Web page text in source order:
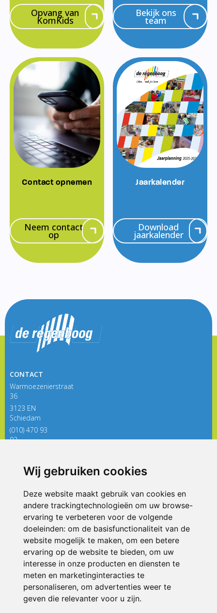
Wij gebruiken cookies
Deze website maakt gebruik van cookies en
andere trackingtechnologieën om uw browse-
ervaring te verbeteren voor de volgende
doeleinden: om de basisfunctionaliteit van de
website mogelijk te maken, om een betere
ervaring op de website te bieden, om uw
interesse in onze producten en diensten te
meten en marketinginteracties te
personaliseren, om advertenties weer te
geven die relevanter voor u zijn.
Opvang van
KomKids
Bekijk ons
team
Contact opnemen
Neem contact
op
Jaarkalender
Download
jaarkalender
CONTACT
Warmoezenierstraat
36
3123 EN
Schiedam
(010) 470 93
92
ONDERDEEL VAN
© 2026 De Regenboog | Alle rechten voorbehouden
Privacy policy|Disclaimer| Klachtenregeling|RSIN en Anbi
voorkeuren